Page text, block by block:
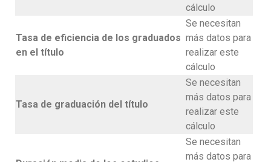
cálculo
Tasa de eficiencia de los graduados
en el título
Se necesitan
más datos para
realizar este
cálculo
Tasa de graduación del título
Se necesitan
más datos para
realizar este
cálculo
Se necesitan
más datos para